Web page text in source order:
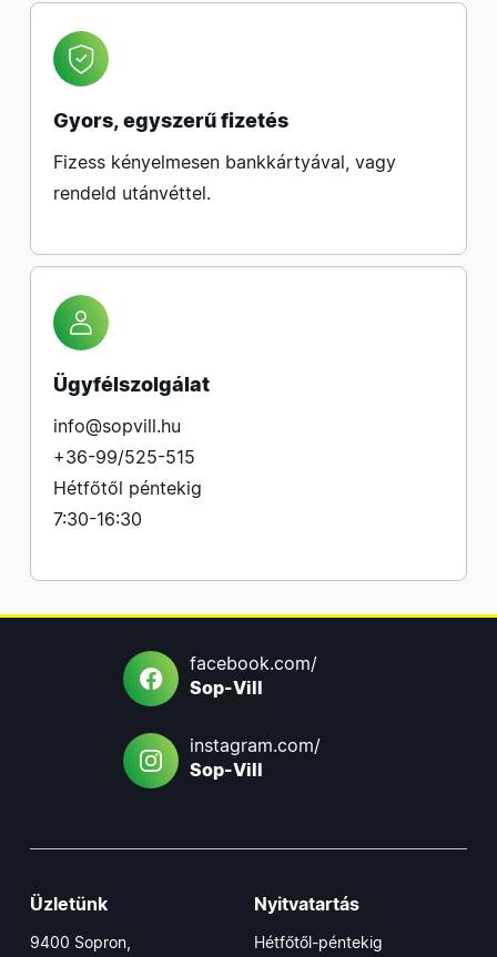
Gyors, egyszerű fizetés
Fizess kényelmesen bankkártyával, vagy
rendeld utánvéttel.
Ügyfélszolgálat
info@sopvill.hu
+36-99/525-515
Hétfőtől péntekig
7:30-16:30
facebook.com/
Sop-Vill
instagram.com/
Sop-Vill
Üzletünk
9400 Sopron,
Nyitvatartás
Hétfőtől-péntekig